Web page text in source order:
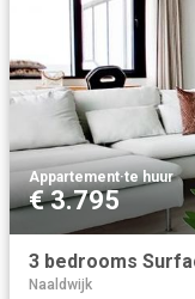
Appartement·te huur
€ 3.795
3 bedrooms
Naaldwijk